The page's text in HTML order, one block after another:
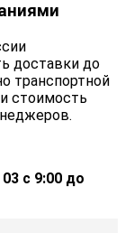
доставки до
транспортной
стоимость
с 9:00 до